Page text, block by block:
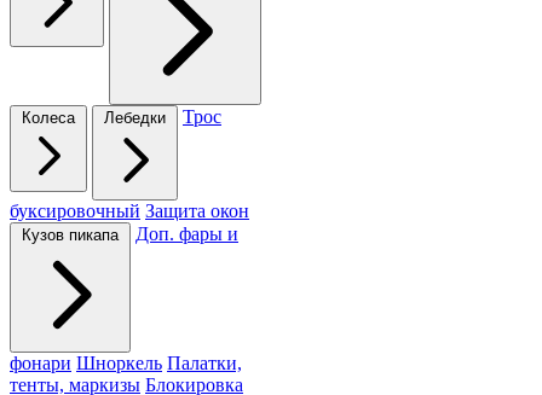
Колеса Лебедки Трос
буксировочный Защита окон
Кузов пикапа Доп. фары и
фонари Шноркель Палатки,
тенты, маркизы Блокировка